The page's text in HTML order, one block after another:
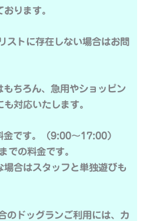
ります。
ストに存在しない場合はお問
ちろん、急用やショッピン
対応いたします。
です。（9:00～17:00）
での料金です。
場合はスタッフと単独遊びも
のドッグランご利用には、カ